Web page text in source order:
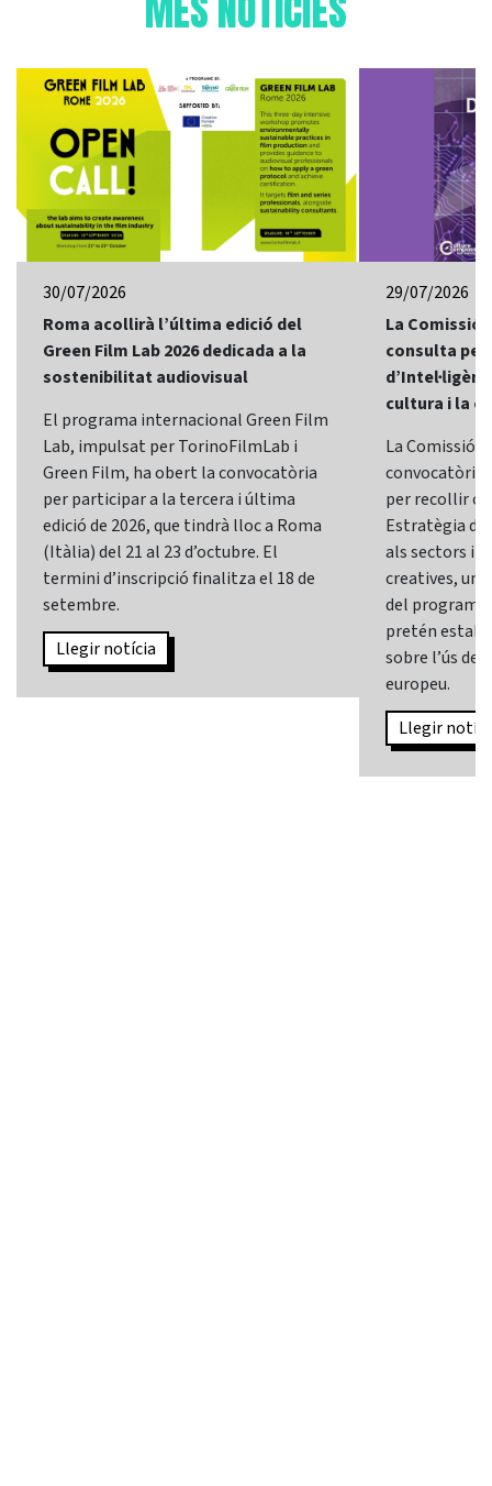
30/07/2026
Roma acollirà l’última edició del
Green Film Lab 2026 dedicada a la
sostenibilitat audiovisual
El programa internacional Green Film
Lab, impulsat per TorinoFilmLab i
Green Film, ha obert la convocatòria
per participar a la tercera i última
edició de 2026, que tindrà lloc a Roma
(Itàlia) del 21 al 23 d’octubre. El
termini d’inscripció finalitza el 18 de
setembre.
Llegir notícia
29/07/2026
La Comissió
consulta
cultura i la
La Comissió
convocatòria
per recollir
Estratègia
als sectors i
creatives,
del programa
pretén
sobre l’ús de
europeu.
Llegir